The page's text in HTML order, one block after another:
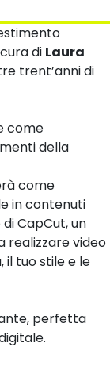
di Laura
trent’anni di
come
della
come
in contenuti
CapCut, un
realizzare video
tuo stile e le
perfetta